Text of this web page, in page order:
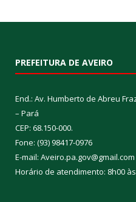
PREFEITURA DE AVEIRO
End.: Av. Humberto de Abreu
– Pará
CEP: 68.150-000.
Fone: (93) 98417-0976
E-mail: Aveiro.pa.gov@gmail.com
Horário de atendimento: 8h00